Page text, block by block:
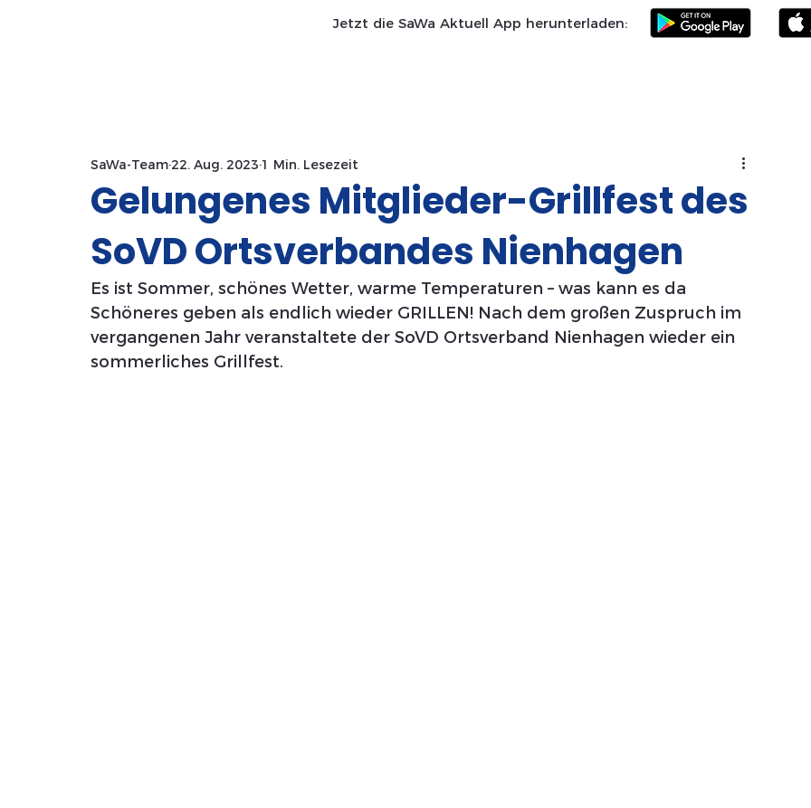
Jetzt die SaWa Aktuell App herunterladen:
Gelungenes Mitglieder-Grillfest des
SoVD Ortsverbandes Nienhagen
SaWa-Team 22. Aug. 2023 1 Min. Lesezeit
Es ist Sommer, schönes Wetter, warme Temperaturen – was kann es da
Schöneres geben als endlich wieder GRILLEN! Nach dem großen Zuspruch im
vergangenen Jahr veranstaltete der SoVD Ortsverband Nienhagen wieder ein
sommerliches Grillfest.